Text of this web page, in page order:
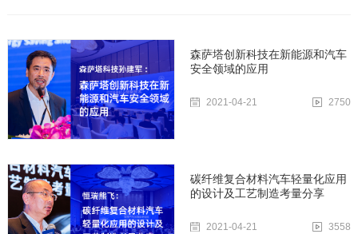
森萨塔创新科技在新能源和汽车
安全领域的应用
2021-04-21 2750
碳纤维复合材料汽车轻量化应用
的设计及工艺制造考量分享
2021-04-21 3558